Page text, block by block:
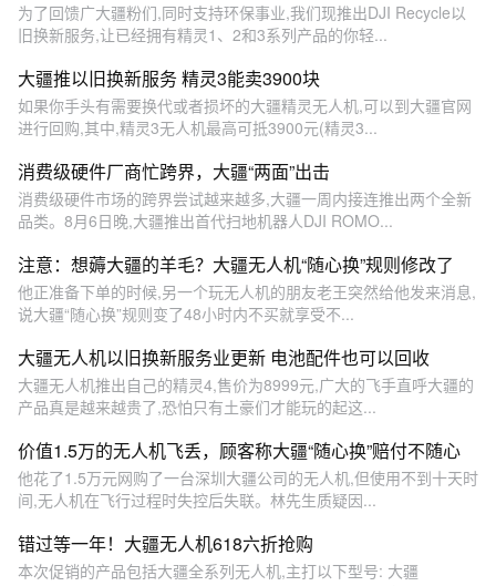
为了回馈广大疆粉们,同时支持环保事业,我们现推出DJI Recycle以
旧换新服务,让已经拥有精灵1、2和3系列产品的你轻...
大疆推以旧换新服务 精灵3能卖3900块
如果你手头有需要换代或者损坏的大疆精灵无人机,可以到大疆官网
进行回购,其中,精灵3无人机最高可抵3900元(精灵3...
消费级硬件厂商忙跨界，大疆“两面”出击
消费级硬件市场的跨界尝试越来越多,大疆一周内接连推出两个全新
品类。8月6日晚,大疆推出首代扫地机器人DJI ROMO...
注意：想薅大疆的羊毛？大疆无人机“随心换”规则修改了
他正准备下单的时候,另一个玩无人机的朋友老王突然给他发来消息,
说大疆“随心换”规则变了48小时内不买就享受不...
大疆无人机以旧换新服务业更新 电池配件也可以回收
大疆无人机推出自己的精灵4,售价为8999元,广大的飞手直呼大疆的
产品真是越来越贵了,恐怕只有土豪们才能玩的起这...
价值1.5万的无人机飞丢，顾客称大疆“随心换”赔付不随心
他花了1.5万元网购了一台深圳大疆公司的无人机,但使用不到十天时
间,无人机在飞行过程时失控后失联。林先生质疑因...
错过等一年！大疆无人机618六折抢购
本次促销的产品包括大疆全系列无人机,主打以下型号: 大疆